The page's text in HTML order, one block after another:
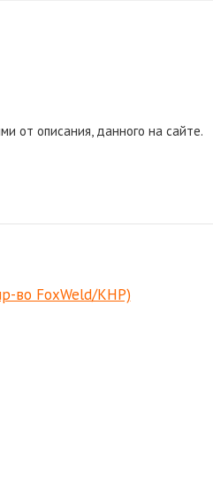
от описания, данного на сайте.
во FoxWeld/КНР)